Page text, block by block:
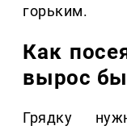
горьким.
Как
вырос
Грядку